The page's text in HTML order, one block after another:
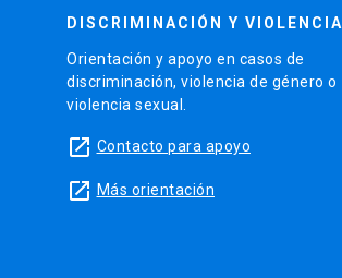
DISCRIMINACIÓN Y VIOLENCIA
Orientación y apoyo en casos de
discriminación, violencia de género o
violencia sexual.
launch Contacto para apoyo
launch Más orientación